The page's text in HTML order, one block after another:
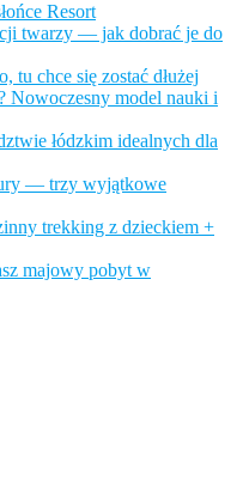
Resort
twarzy — jak dobrać je do
chce się zostać dłużej
Nowoczesny model nauki i
łódzkim idealnych dla
— trzy wyjątkowe
trekking z dzieckiem +
majowy pobyt w